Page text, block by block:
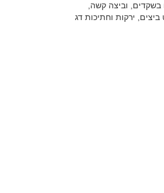
בשקדים, וביצה קשה,
ביצים, ירקות וחתיכות דג